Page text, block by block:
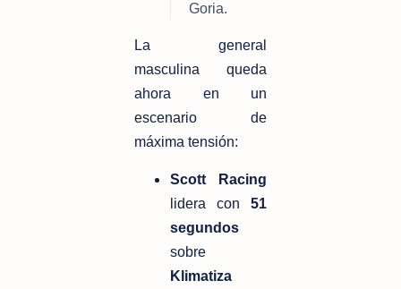
Goria.
La general
masculina queda
ahora en un
escenario de
máxima tensión:
Scott Racing
lidera con 51
segundos
Klimatiza